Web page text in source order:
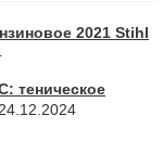
2021 Stihl
теническое